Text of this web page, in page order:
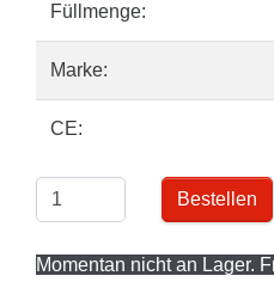
Füllmenge:
Marke:
CE:
Bestellen
Momentan nicht an Lager.